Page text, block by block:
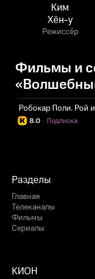
Ким
Хён-у
Режиссёр
Фильмы и
8.0 Подписка
·
Разделы
Главная
Телеканалы
Фильмы
Сериалы
КИОН